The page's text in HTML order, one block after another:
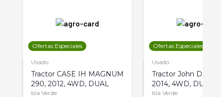
Ofertas Especiales
Usado
Tractor CASE IH MAGNUM
290, 2012, 4WD, DUAL
Isla Verde
Ofertas Especiales
Usado
Tractor John Deere
2014, 4WD, DUAL
Isla Verde